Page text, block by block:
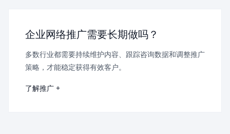
企业网络推广需要长期做吗？
多数行业都需要持续维护内容、跟踪咨询数据和调整推广
策略，才能稳定获得有效客户。
了解推广 +